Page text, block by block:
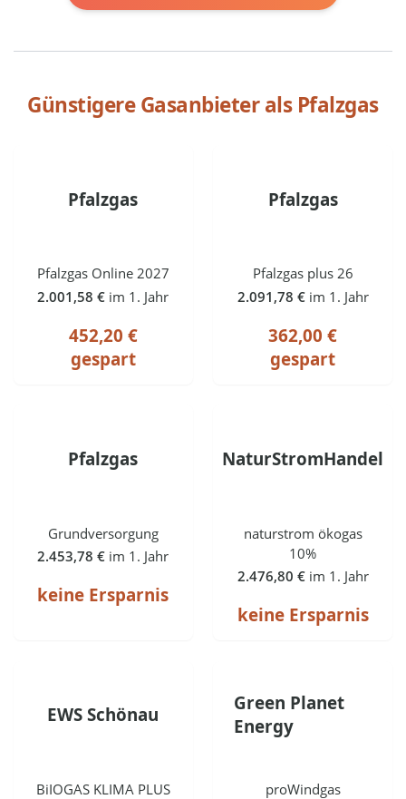
Günstigere Gasanbieter als Pfalzgas
Pfalzgas
Pfalzgas Online 2027
2.001,58 € im 1. Jahr
452,20 €
gespart
Pfalzgas
Pfalzgas plus 26
2.091,78 € im 1. Jahr
362,00 €
gespart
Pfalzgas
Grundversorgung
2.453,78 € im 1. Jahr
keine Ersparnis
NaturStromHandel
naturstrom ökogas
10%
2.476,80 € im 1. Jahr
keine Ersparnis
EWS Schönau
BiIOGAS KLIMA PLUS
Green Planet
Energy
proWindgas